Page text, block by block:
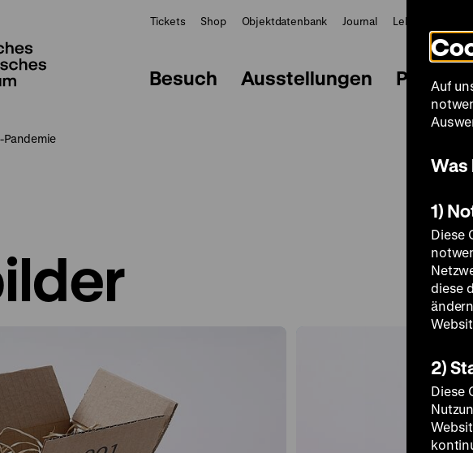
Tickets Shop Objektdatenbank Journal LeMO
Besuch Ausstellungen
Pandemie
Auf
Was
1)
Diese
diese
2)
Diese